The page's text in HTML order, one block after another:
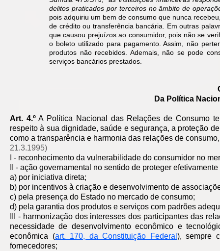
delitos praticados por terceiros no âmbito de
pois adquiriu um bem de consumo que nunca
de crédito ou transferência bancária. Em outras
que causou prejuízos ao consumidor, pois não se
o boleto utilizado para pagamento. Assim, não
produtos não recebidos. Ademais, não se pode
serviços bancários prestados.
Da Política
Art. 4.ºA Política Nacional das Relações de Consumo
respeito à sua dignidade, saúde e segurança, a proteção
como a transparência e harmonia das relações de
21.3.1995)
I - reconhecimento da vulnerabilidade do consumidor no
II - ação governamental no sentido de proteger
a) por iniciativa direta;
b) por incentivos à criação e desenvolvimento de
c) pela presença do Estado no mercado de consumo;
d) pela garantia dos produtos e serviços com padrões
III - harmonização dos interesses dos participantes das
necessidade de desenvolvimento econômico e
econômica (art. 170, da Constituição Federal ), sempre
fornecedores;